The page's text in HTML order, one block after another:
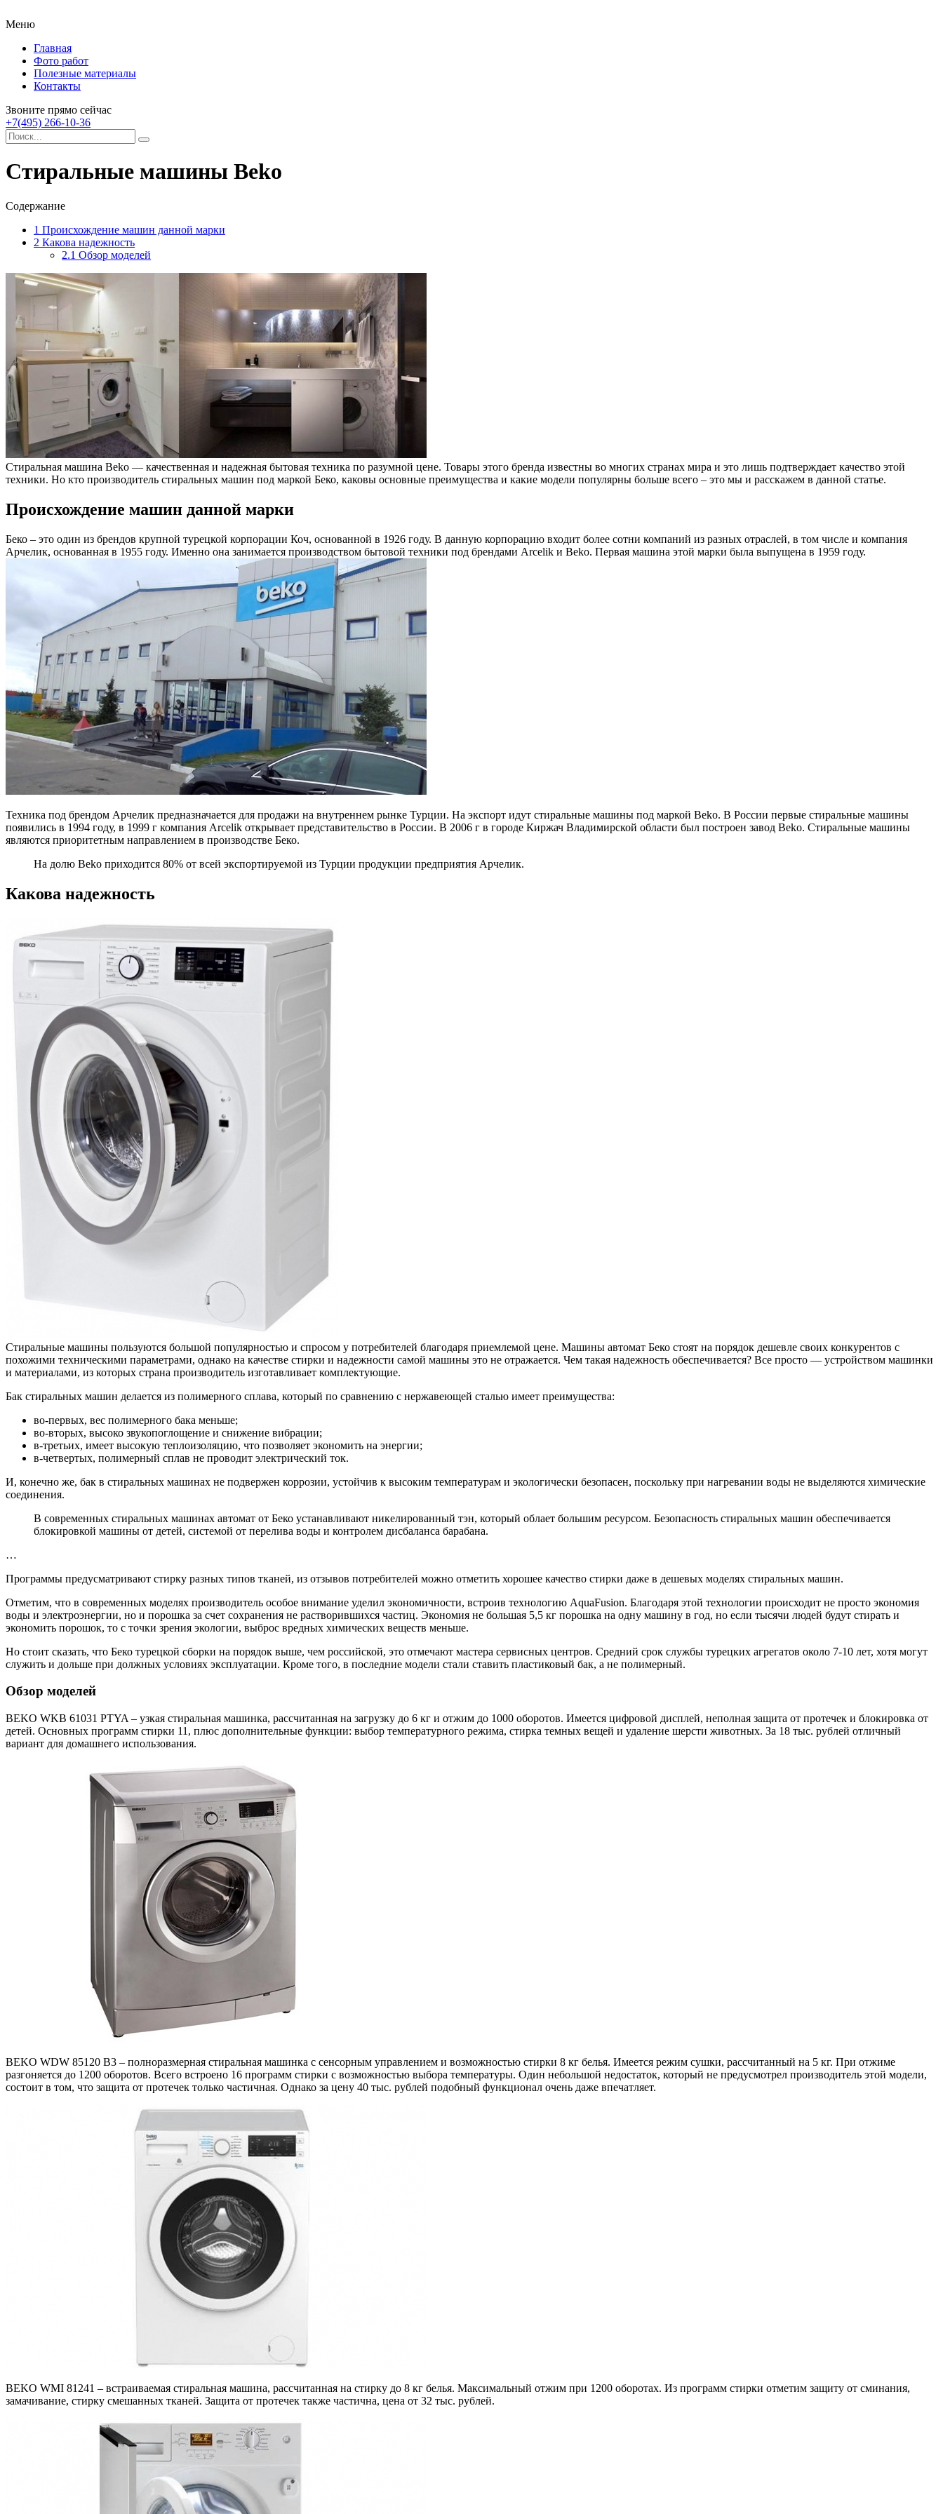
Меню
Главная
Фото работ
Полезные материалы
Контакты
Звоните прямо сейчас
+7(495) 266-10-36
Стиральные машины Beko
Содержание
1 Происхождение машин данной марки
2 Какова надежность
2.1 Обзор моделей
Стиральная машина Beko — качественная и надежная бытовая техника по разумной цене. Товары этого бренда известны во многих странах мира и это лишь подтверждает качество этой
техники. Но кто производитель стиральных машин под маркой Беко, каковы основные преимущества и какие модели популярны больше всего – это мы и расскажем в данной статье.
Происхождение машин данной марки
Беко – это один из брендов крупной турецкой корпорации Коч, основанной в 1926 году. В данную корпорацию входит более сотни компаний из разных отраслей, в том числе и компания
Арчелик, основанная в 1955 году. Именно она занимается производством бытовой техники под брендами Arcelik и Beko. Первая машина этой марки была выпущена в 1959 году.
Техника под брендом Арчелик предназначается для продажи на внутреннем рынке Турции. На экспорт идут стиральные машины под маркой Beko. В России первые стиральные машины
появились в 1994 году, в 1999 г компания Arcelik открывает представительство в России. В 2006 г в городе Киржач Владимирской области был построен завод Beko. Стиральные машины
являются приоритетным направлением в производстве Беко.
На долю Beko приходится 80% от всей экспортируемой из Турции продукции предприятия Арчелик.
Какова надежность
Стиральные машины пользуются большой популярностью и спросом у потребителей благодаря приемлемой цене. Машины автомат Беко стоят на порядок дешевле своих конкурентов с
похожими техническими параметрами, однако на качестве стирки и надежности самой машины это не отражается. Чем такая надежность обеспечивается? Все просто — устройством машинки
и материалами, из которых страна производитель изготавливает комплектующие.
Бак стиральных машин делается из полимерного сплава, который по сравнению с нержавеющей сталью имеет преимущества:
во-первых, вес полимерного бака меньше;
во-вторых, высоко звукопоглощение и снижение вибрации;
в-третьих, имеет высокую теплоизоляцию, что позволяет экономить на энергии;
в-четвертых, полимерный сплав не проводит электрический ток.
И, конечно же, бак в стиральных машинах не подвержен коррозии, устойчив к высоким температурам и экологически безопасен, поскольку при нагревании воды не выделяются химические
соединения.
В современных стиральных машинах автомат от Беко устанавливают никелированный тэн, который облает большим ресурсом. Безопасность стиральных машин обеспечивается
блокировкой машины от детей, системой от перелива воды и контролем дисбаланса барабана.
…
Программы предусматривают стирку разных типов тканей, из отзывов потребителей можно отметить хорошее качество стирки даже в дешевых моделях стиральных машин.
Отметим, что в современных моделях производитель особое внимание уделил экономичности, встроив технологию AquaFusion. Благодаря этой технологии происходит не просто экономия
воды и электроэнергии, но и порошка за счет сохранения не растворившихся частиц. Экономия не большая 5,5 кг порошка на одну машину в год, но если тысячи людей будут стирать и
экономить порошок, то с точки зрения экологии, выброс вредных химических веществ меньше.
Но стоит сказать, что Беко турецкой сборки на порядок выше, чем российской, это отмечают мастера сервисных центров. Средний срок службы турецких агрегатов около 7-10 лет, хотя могут
служить и дольше при должных условиях эксплуатации. Кроме того, в последние модели стали ставить пластиковый бак, а не полимерный.
Обзор моделей
BEKO WKB 61031 PTYA – узкая стиральная машинка, рассчитанная на загрузку до 6 кг и отжим до 1000 оборотов. Имеется цифровой дисплей, неполная защита от протечек и блокировка от
детей. Основных программ стирки 11, плюс дополнительные функции: выбор температурного режима, стирка темных вещей и удаление шерсти животных. За 18 тыс. рублей отличный
вариант для домашнего использования.
BEKO WDW 85120 B3 – полноразмерная стиральная машинка с сенсорным управлением и возможностью стирки 8 кг белья. Имеется режим сушки, рассчитанный на 5 кг. При отжиме
разгоняется до 1200 оборотов. Всего встроено 16 программ стирки с возможностью выбора температуры. Один небольшой недостаток, который не предусмотрел производитель этой модели,
состоит в том, что защита от протечек только частичная. Однако за цену 40 тыс. рублей подобный функционал очень даже впечатляет.
BEKO WMI 81241 – встраиваемая стиральная машина, рассчитанная на стирку до 8 кг белья. Максимальный отжим при 1200 оборотах. Из программ стирки отметим защиту от сминания,
замачивание, стирку смешанных тканей. Защита от протечек также частична, цена от 32 тыс. рублей.